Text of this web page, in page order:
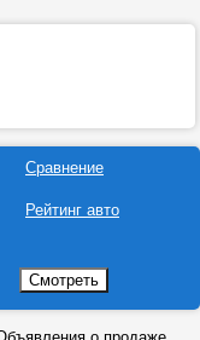
Сравнение
Рейтинг авто